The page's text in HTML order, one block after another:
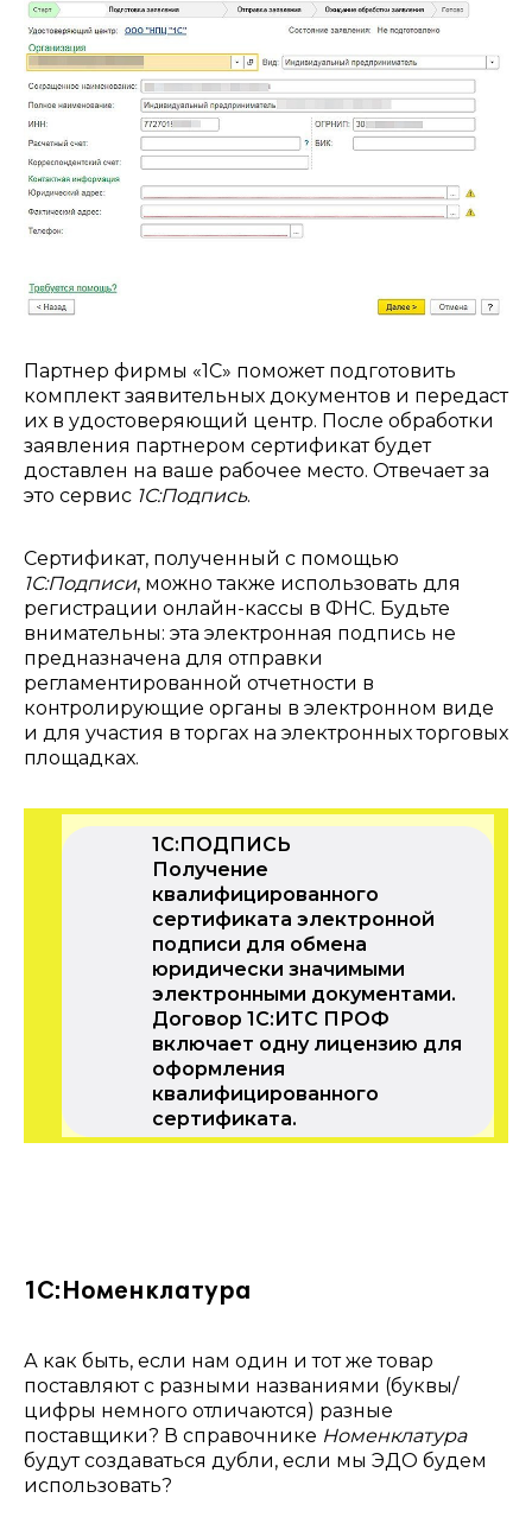
Партнер фирмы «1С» поможет подготовить
комплект заявительных документов и передаст
их в удостоверяющий центр. После обработки
заявления партнером сертификат будет
доставлен на ваше рабочее место. Отвечает за
это сервис 1С:Подпись.
Сертификат, полученный с помощью
1С:Подписи, можно также использовать для
регистрации онлайн-кассы в ФНС. Будьте
внимательны: эта электронная подпись не
предназначена для отправки
регламентированной отчетности в
контролирующие органы в электронном виде
и для участия в торгах на электронных торговых
площадках.
1С:ПОДПИСЬ
Получение
квалифицированного
сертификата электронной
подписи для обмена
юридически значимыми
электронными документами.
Договор 1С:ИТС ПРОФ
включает одну лицензию для
оформления
квалифицированного
сертификата.
1С:Номенклатура
А как быть, если нам один и тот же товар
поставляют с разными названиями (буквы/
цифры немного отличаются) разные
поставщики? В справочнике Номенклатура
будут создаваться дубли, если мы ЭДО будем
использовать?